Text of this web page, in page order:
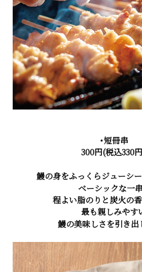
・短冊串
300円(税込330
鰻の身をふっくらジューシ
ベーシックな一串
程よい脂のりと炭火の
最も親しみやす
鰻の美味しさを引き出